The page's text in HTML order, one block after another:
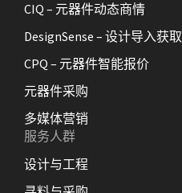
CIQ – 元器件动态商情
DesignSense – 设计导入获取
CPQ – 元器件智能报价
元器件采购
多媒体营销
服务人群
设计与工程